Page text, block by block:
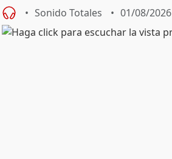
Sonido Totales 01/08/2026